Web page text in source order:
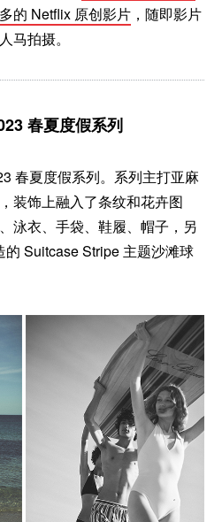
的 Netflix 原创影片 ，随即影片
马拍摄。
春夏度假系列
春夏度假系列。系列主打亚麻
装饰上融入了条纹和花卉图
泳衣、手袋、鞋履、帽子，另
Suitcase Stripe 主题沙滩球